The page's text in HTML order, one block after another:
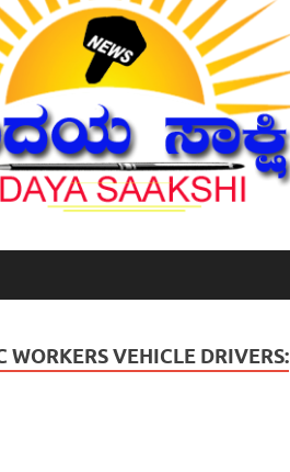
VEHICLE DRIVERS: